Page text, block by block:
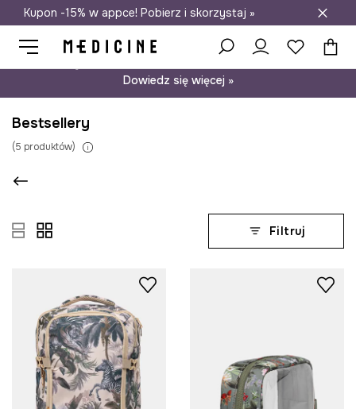
Darmowa dostawa do salonów
Kupon -15% w appce! Pobierz i skorzystaj »
Dowiedz się więcej »
Bestsellery
(5 produktów)
Filtruj